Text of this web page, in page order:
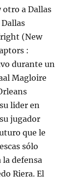
a Dallas
(New
:
durante un
Magloire
lider en
jugador
que le
sólo
defensa
Riera. El